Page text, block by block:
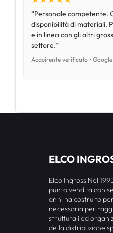
“Personale competente.
disponibilità di materiali.
e in linea con gli altri
settore.”
Acquirente verificato • Google
ELCO
Elco Ingross Nel
punto vendita con
anni ha costruito
necessaria per
strutturali ed
della distribuzione